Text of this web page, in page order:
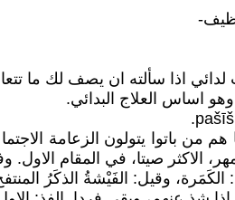
الاكثر صيتا، في المقام الاول.